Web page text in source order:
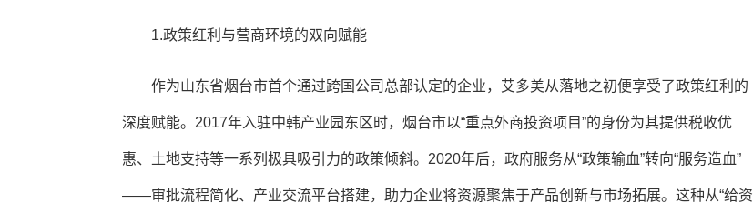
1.政策红利与营商环境的双向赋能
作为山东省烟台市首个通过跨国公司总部认定的企业，艾多美从落地之初便享受了政策红利的
深度赋能。2017年入驻中韩产业园东区时，烟台市以“重点外商投资项目”的身份为其提供税收优
惠、土地支持等一系列极具吸引力的政策倾斜。2020年后，政府服务从“政策输血”转向“服务造血”
——审批流程简化、产业交流平台搭建，助力企业将资源聚焦于产品创新与市场拓展。这种从“给资